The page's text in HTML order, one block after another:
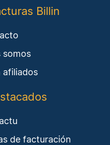
Billin
somos
afiliados
de facturación